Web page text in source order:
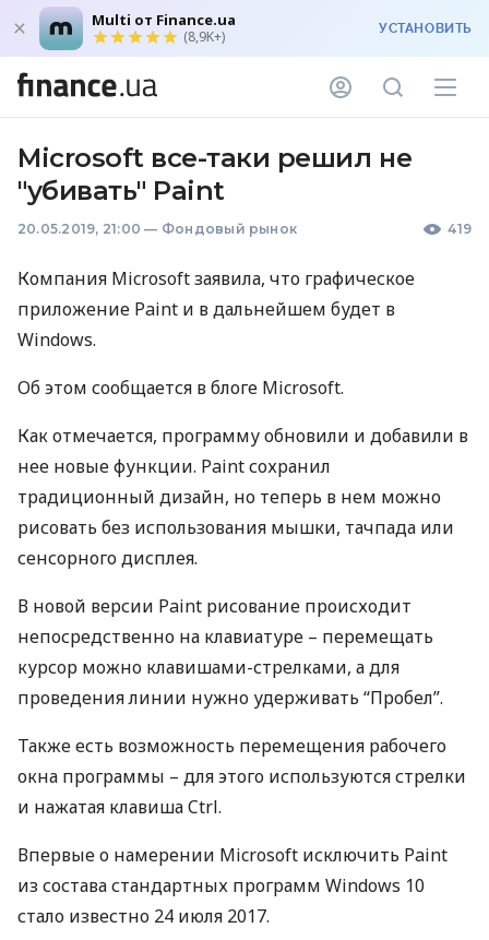
Multi от Finance.ua
(8,9K+) УСТАНОВИТЬ
Microsoft все-таки решил не
"убивать" Paint
20.05.2019, 21:00 — Фондовый рынок 419
Компания Microsoft заявила, что графическое
приложение Paint и в дальнейшем будет в
Windows.
Об этом сообщается в блоге Microsoft.
Как отмечается, программу обновили и добавили в
нее новые функции. Paint сохранил
традиционный дизайн, но теперь в нем можно
рисовать без использования мышки, тачпада или
сенсорного дисплея.
В новой версии Paint рисование происходит
непосредственно на клавиатуре – перемещать
курсор можно клавишами-стрелками, а для
проведения линии нужно удерживать “Пробел”.
Также есть возможность перемещения рабочего
окна программы – для этого используются стрелки
и нажатая клавиша Ctrl.
Впервые о намерении Microsoft исключить Paint
из состава стандартных программ Windows 10
стало известно 24 июля 2017.